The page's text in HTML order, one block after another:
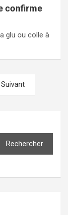
confirme
glu ou colle à
Suivant
Rechercher